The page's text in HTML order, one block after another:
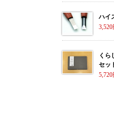
ハイ
3,520
く
セッ
5,720